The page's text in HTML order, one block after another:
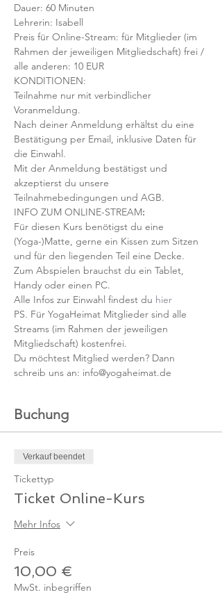
Dauer: 60 Minuten
Lehrerin: Isabell
Preis für Online-Stream: für Mitglieder (im
Rahmen der jeweiligen Mitgliedschaft) frei /
alle anderen: 10 EUR
KONDITIONEN:
Teilnahme nur mit verbindlicher
Voranmeldung.
Nach deiner Anmeldung erhältst du eine
Bestätigung per Email, inklusive Daten für
die Einwahl.
Mit der Anmeldung bestätigst und
akzeptierst du unsere
Teilnahmebedingungen und AGB.
INFO ZUM ONLINE-STREAM:
Für diesen Kurs benötigst du eine
(Yoga-)Matte, gerne ein Kissen zum Sitzen
und für den liegenden Teil eine Decke.
Zum Abspielen brauchst du ein Tablet,
Handy oder einen PC.
Alle Infos zur Einwahl findest du hier
PS. Für YogaHeimat Mitglieder sind alle
Streams (im Rahmen der jeweiligen
Mitgliedschaft) kostenfrei.
Du möchtest Mitglied werden? Dann
schreib uns an: info@yogaheimat.de
Buchung
Verkauf beendet
Tickettyp
Ticket Online-Kurs
Mehr Infos
Preis
10,00 €
MwSt. inbegriffen